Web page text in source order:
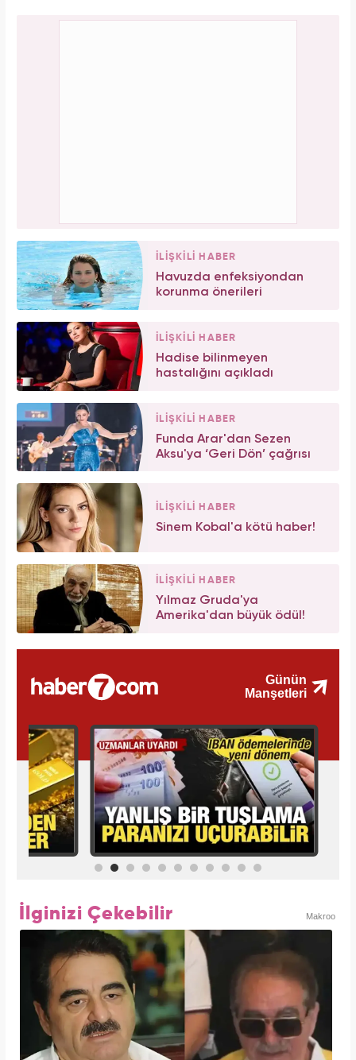
İLİŞKİLİ HABER
Havuzda enfeksiyondan
korunma önerileri
İLİŞKİLİ HABER
Hadise bilinmeyen
hastalığını açıkladı
İLİŞKİLİ HABER
Funda Arar'dan Sezen
Aksu'ya ‘Geri Dön’ çağrısı
İLİŞKİLİ HABER
Sinem Kobal'a kötü haber!
İLİŞKİLİ HABER
Yılmaz Gruda'ya
Amerika'dan büyük ödül!
İlginizi Çekebilir Makroo